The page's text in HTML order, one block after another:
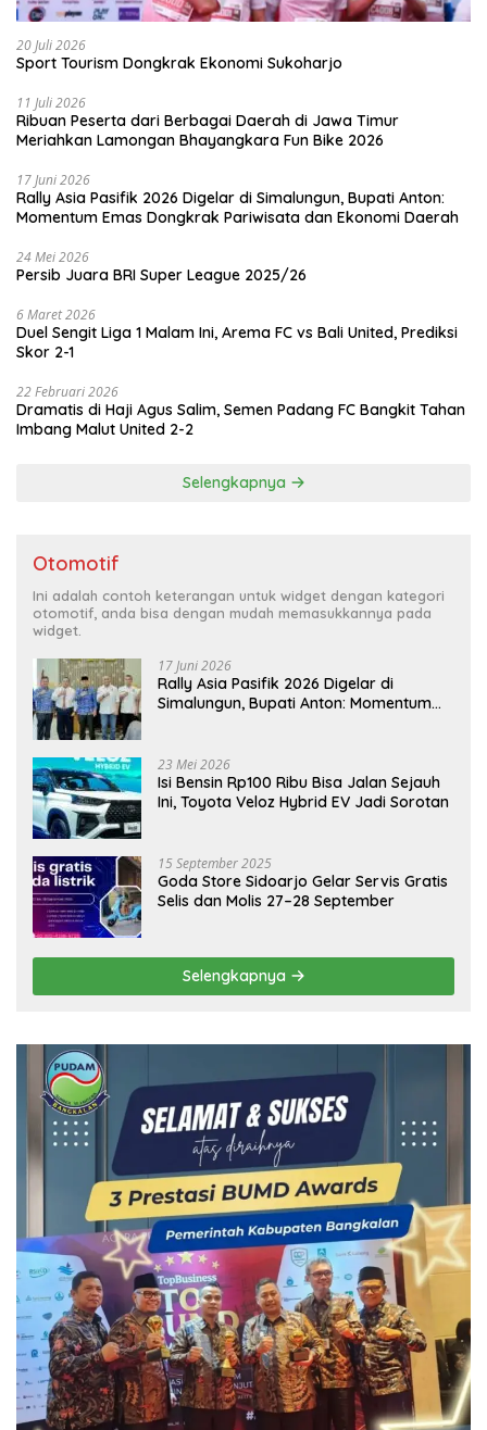
20 Juli 2026
Sport Tourism Dongkrak Ekonomi Sukoharjo
11 Juli 2026
Ribuan Peserta dari Berbagai Daerah di Jawa Timur
Meriahkan Lamongan Bhayangkara Fun Bike 2026
17 Juni 2026
Rally Asia Pasifik 2026 Digelar di Simalungun, Bupati Anton:
Momentum Emas Dongkrak Pariwisata dan Ekonomi Daerah
24 Mei 2026
Persib Juara BRI Super League 2025/26
6 Maret 2026
Duel Sengit Liga 1 Malam Ini, Arema FC vs Bali United, Prediksi
Skor 2-1
22 Februari 2026
Dramatis di Haji Agus Salim, Semen Padang FC Bangkit Tahan
Imbang Malut United 2-2
Selengkapnya
Otomotif
Ini adalah contoh keterangan untuk widget dengan kategori
otomotif, anda bisa dengan mudah memasukkannya pada
widget.
17 Juni 2026
Rally Asia Pasifik 2026 Digelar di
Simalungun, Bupati Anton: Momentum
23 Mei 2026
Isi Bensin Rp100 Ribu Bisa Jalan Sejauh
Ini, Toyota Veloz Hybrid EV Jadi Sorotan
15 September 2025
Goda Store Sidoarjo Gelar Servis Gratis
Selis dan Molis 27–28 September
Selengkapnya